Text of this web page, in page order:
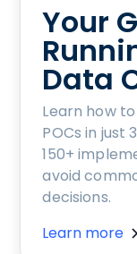
Your
Data
Learn how
POCs in just
150+
avoid
decisions.
Learn more